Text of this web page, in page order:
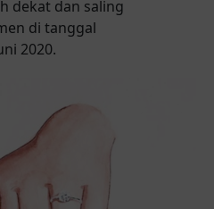
dekat dan saling
di tanggal
2020.